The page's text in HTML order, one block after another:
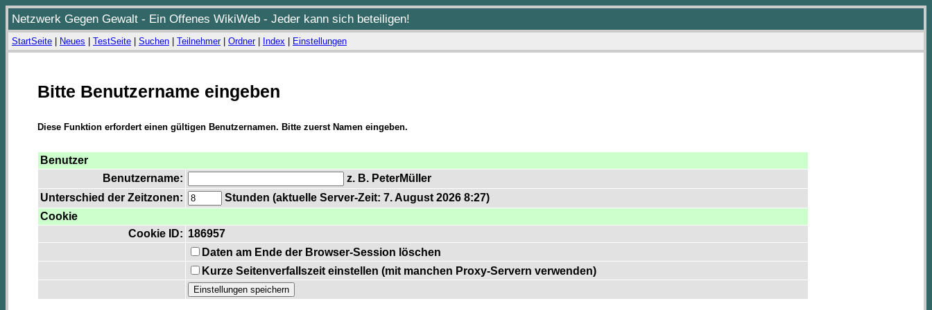
Netzwerk Gegen Gewalt - Ein Offenes WikiWeb - Jeder kann sich beteiligen!
StartSeite Neues TestSeite Suchen Teilnehmer| Ordner| Index Einstellungen
Bitte Benutzername eingeben
Diese Funktion erfordert einen gültigen Benutzernamen. Bitte zuerst Namen eingeben.
Benutzer
Benutzername:
z. B. PeterMüller
Unterschied der Zeitzonen:
Stunden (aktuelle Server-Zeit: 7. August 2026 8:27)
Cookie
Cookie ID: 186957
Daten am Ende der Browser-Session löschen
Kurze Seitenverfallszeit einstellen (mit manchen Proxy-Servern verwenden)